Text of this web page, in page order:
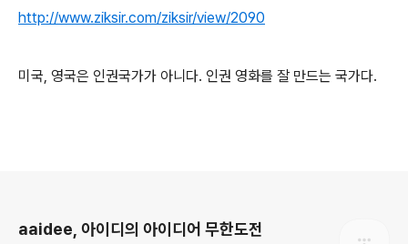
http://www.ziksir.com/ziksir/view/2090
미국, 영국은 인권국가가 아니다. 인권 영화를 잘 만드는 국가다.
aaidee, 아이디의 아이디어 무한도전